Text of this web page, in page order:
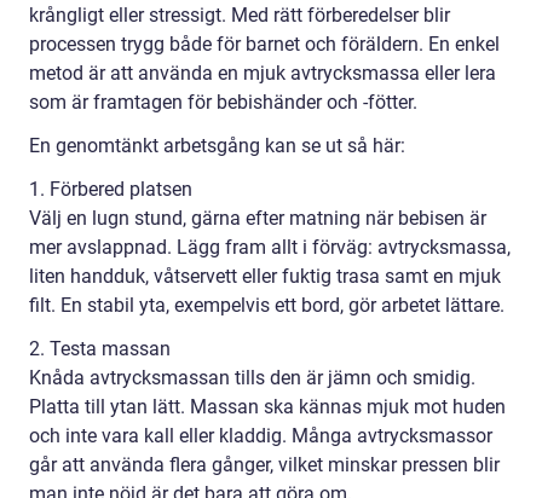
krångligt eller stressigt. Med rätt förberedelser blir
processen trygg både för barnet och föräldern. En enkel
metod är att använda en mjuk avtrycksmassa eller lera
som är framtagen för bebishänder och -fötter.
En genomtänkt arbetsgång kan se ut så här:
1. Förbered platsen
Välj en lugn stund, gärna efter matning när bebisen är
mer avslappnad. Lägg fram allt i förväg: avtrycksmassa,
liten handduk, våtservett eller fuktig trasa samt en mjuk
filt. En stabil yta, exempelvis ett bord, gör arbetet lättare.
2. Testa massan
Knåda avtrycksmassan tills den är jämn och smidig.
Platta till ytan lätt. Massan ska kännas mjuk mot huden
och inte vara kall eller kladdig. Många avtrycksmassor
går att använda flera gånger, vilket minskar pressen blir